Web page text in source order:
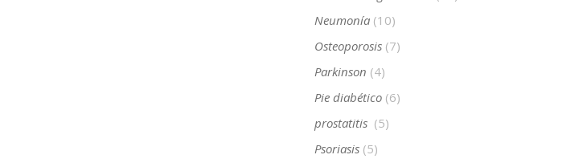
Neumonía(10)
Osteoporosis(7)
Parkinson (4)
Pie diabético(6)
prostatitis (5)
Psoriasis(5)